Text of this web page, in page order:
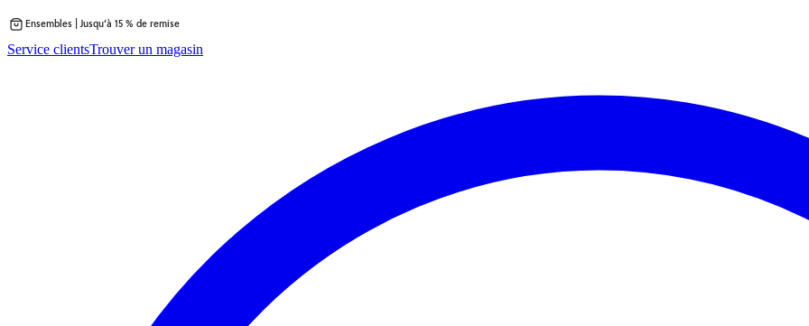
au
Ensembles | Jusqu’à 15 % de remise
Service clientsTrouver un magasin